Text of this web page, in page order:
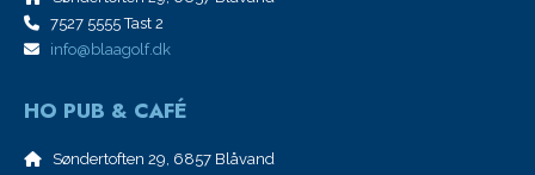
7527 5555 Tast 2
info@blaagolf.dk
HO PUB & CAFÉ
Søndertoften 29, 6857 Blåvand